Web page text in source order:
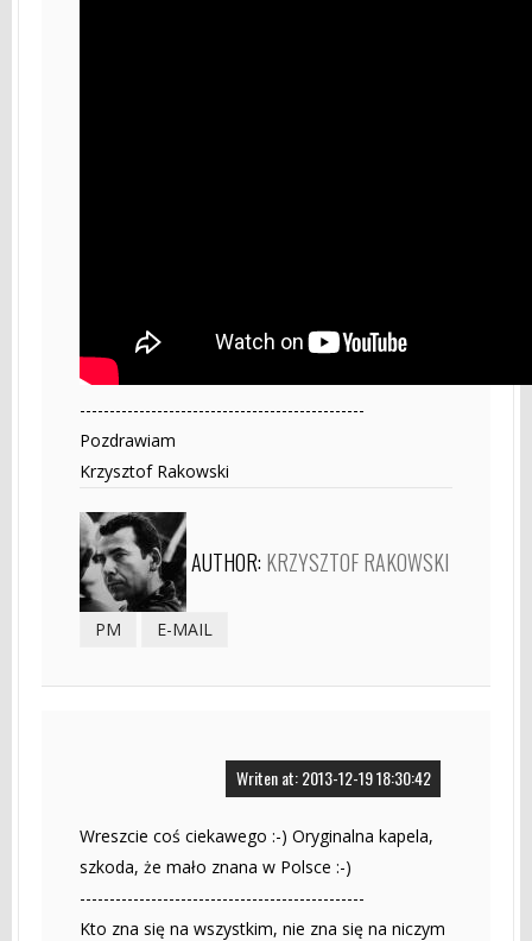
------------------------------------------------
Pozdrawiam
Krzysztof Rakowski
AUTHOR: KRZYSZTOF RAKOWSKI
PM E-MAIL
Writen at: 2013-12-19 18:30:42
Wreszcie coś ciekawego :-) Oryginalna kapela,
szkoda, że mało znana w Polsce :-)
------------------------------------------------
Kto zna się na wszystkim, nie zna się na niczym